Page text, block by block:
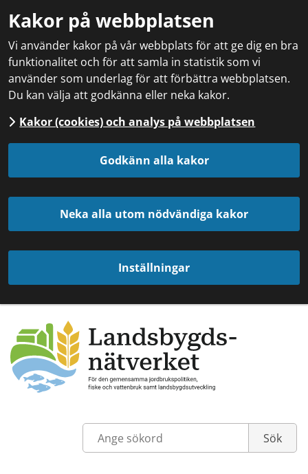
Kakor på webbplatsen
Vi använder kakor på vår webbplats för att ge dig en bra
funktionalitet och för att samla in statistik som vi
använder som underlag för att förbättra webbplatsen.
Du kan välja att godkänna eller neka kakor.
Kakor (cookies) och analys på webbplatsen
Godkänn alla kakor
Neka alla utom nödvändiga kakor
Inställningar